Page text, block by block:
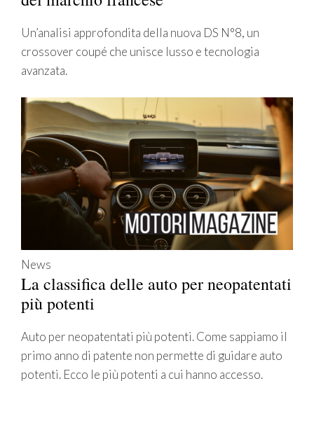
Un’analisi approfondita della nuova DS N°8, un
crossover coupé che unisce lusso e tecnologia
avanzata.
News
La classifica delle auto per neopatentati
più potenti
Auto per neopatentati più potenti. Come sappiamo il
primo anno di patente non permette di guidare auto
potenti. Ecco le più potenti a cui hanno accesso.